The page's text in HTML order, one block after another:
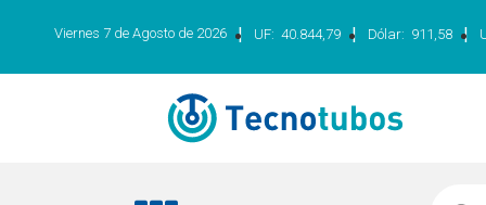
Viernes 7 de Agosto de 2026 | UF: 40.844,79 | Dólar: 911,58 |